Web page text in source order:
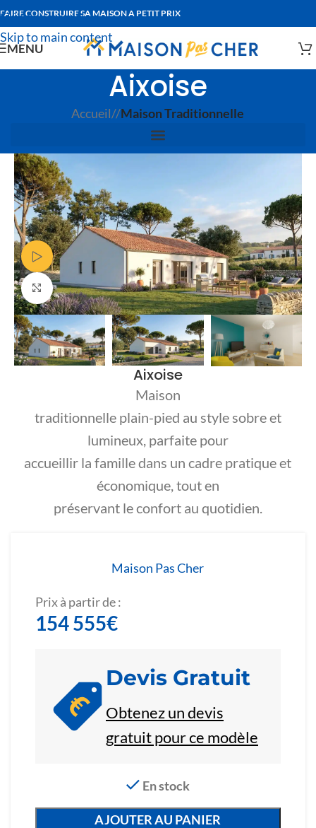
Skip to navigation
Skip to main content
FAIRE CONSTRUIRE SA MAISON A PETIT PRIX
MENU
Aixoise
Accueil/ Maison Traditionnelle
Voir Vidéo
Agrandir
Aixoise
Maison
traditionnelle plain-pied au style sobre et
lumineux, parfaite pour
accueillir la famille dans un cadre pratique et
économique, tout en
préservant le confort au quotidien.
Maison Pas Cher
Prix à partir de :
154 555€
Devis Gratuit
Obtenez un devis
gratuit pour ce modèle
En stock
AJOUTER AU PANIER